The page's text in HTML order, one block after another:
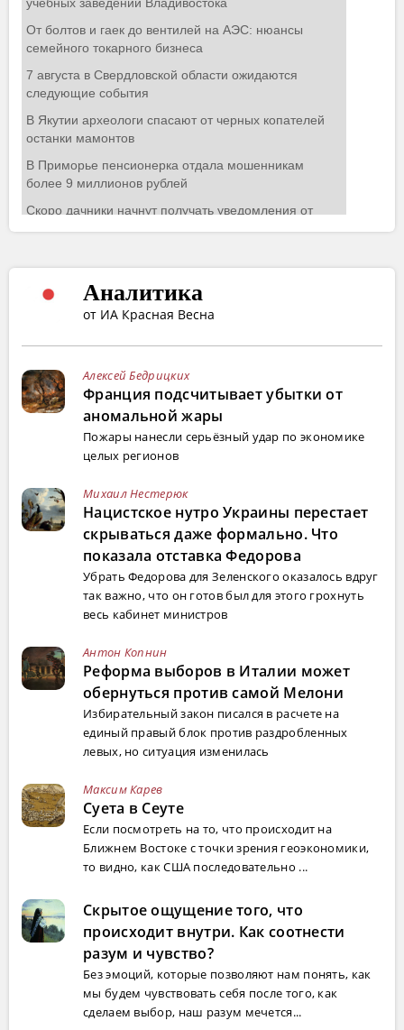
Аналитика
от ИА Красная Весна
Алексей Бедрицких
Франция подсчитывает убытки от
аномальной жары
Пожары нанесли серьёзный удар по экономике
целых регионов
Михаил Нестерюк
Нацистское нутро Украины перестает
скрываться даже формально. Что
показала отставка Федорова
Убрать Федорова для Зеленского оказалось вдруг
так важно, что он готов был для этого грохнуть
весь кабинет министров
Антон Копнин
Реформа выборов в Италии может
обернуться против самой Мелони
Избирательный закон писался в расчете на
единый правый блок против раздробленных
левых, но ситуация изменилась
Максим Карев
Суета в Сеуте
Если посмотреть на то, что происходит на
Ближнем Востоке с точки зрения геоэкономики,
то видно, как США последовательно ...
Скрытое ощущение того, что
происходит внутри. Как соотнести
разум и чувство?
Без эмоций, которые позволяют нам понять, как
мы будем чувствовать себя после того, как
сделаем выбор, наш разум мечется...